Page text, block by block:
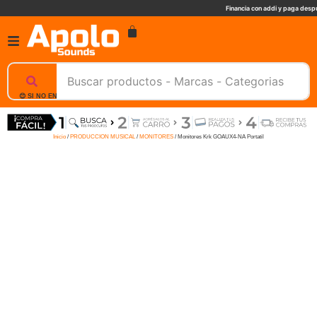
Financia con addi y paga
😊 SI NO ENCUENTRAS UN PRODUCTO, NOSOTROS TE AYUDAMOS, ESCRIBENOS. 📲
Inicio / PRODUCCION MUSICAL/ MONITORES / Monitores Krk GOAUX4-NA Portatil